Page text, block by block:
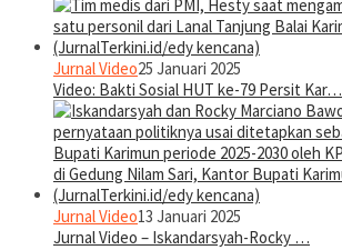
Jurnal Video25 Januari 2025
Video: Bakti Sosial HUT ke-79 Persit Kar…
Jurnal Video13 Januari 2025
Jurnal Video – Iskandarsyah-Rocky …